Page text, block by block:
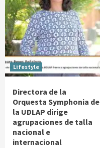
Lifestyle
Directora de la
Orquesta Symphonia de
la UDLAP dirige
agrupaciones de talla
nacional e
internacional